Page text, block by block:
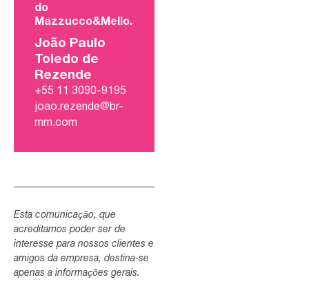
do
Mazzucco&Mello.
João Paulo
Toledo de
Rezende
+55 11 3090-9195
joao.rezende@br-
mm.com
Esta comunicação, que
acreditamos poder ser de
interesse para nossos clientes e
amigos da empresa, destina-se
apenas a informações gerais.